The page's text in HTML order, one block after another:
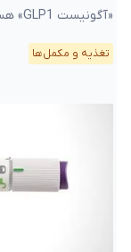
«آگونیست GLP1» هستند. جالب است بدانید اغلب این […]
تغذیه و مکمل‌ها